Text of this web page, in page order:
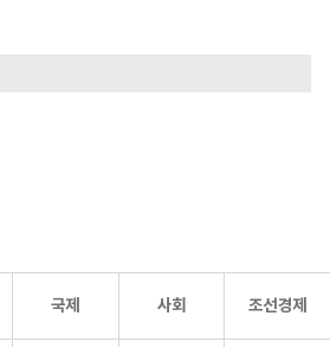
국제 사회 조선경제